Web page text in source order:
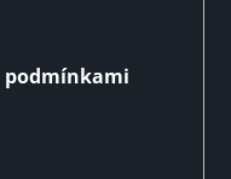
podmínkami